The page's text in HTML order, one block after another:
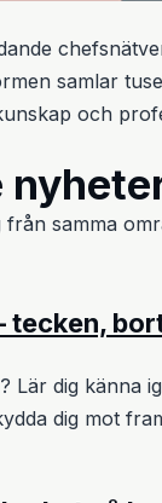
samlar
och
samma
tecken,
Lär dig känna
dig mot